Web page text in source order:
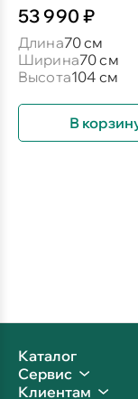
53 990 ₽
Длина70 см
Ширина70 см
Высота104 см
В
Каталог
Сервис
Клиентам